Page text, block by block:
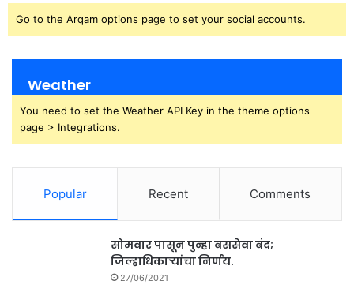
Go to the Arqam options page to set your social accounts.
Weather
You need to set the Weather API Key in the theme options
page > Integrations.
Popular Recent Comments
सोमवार पासून पुन्हा बससेवा बंद;
जिल्हाधिकाऱ्यांचा निर्णय.
27/06/2021